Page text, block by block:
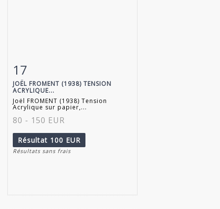
Fiche détaillée
17
JOËL FROMENT (1938) TENSION
ACRYLIQUE...
Joël FROMENT (1938) Tension
Acrylique sur papier,...
80 - 150 EUR
Résultat 100 EUR
Résultats sans frais